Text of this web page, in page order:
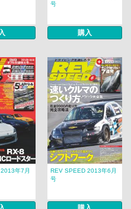
号
購入
年7月
REV SPEED 2013年6月
号